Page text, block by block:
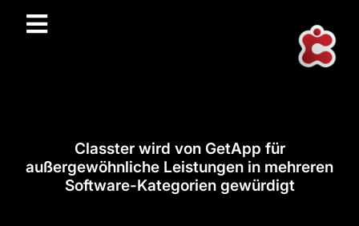
Classter wird von GetApp für
außergewöhnliche Leistungen in mehreren
Software-Kategorien gewürdigt